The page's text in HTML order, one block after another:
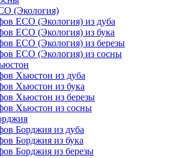
(Экология)
ECO (Экология) из дуба
ECO (Экология) из бука
ECO (Экология) из березы
ECO (Экология) из сосны
Хьюстон из дуба
Хьюстон из бука
Хьюстон из березы
Хьюстон из сосны
Борджия из дуба
Борджия из бука
Борджия из березы